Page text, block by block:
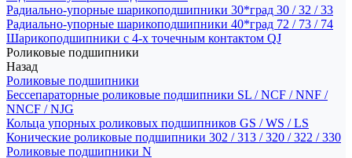
Радиально-упорные шарикоподшипники 30*град 30 / 32 / 33
Радиально-упорные шарикоподшипники 40*град 72 / 73 / 74
Шарикоподшипники с 4-х точечным контактом QJ
Роликовые подшипники
Назад
Роликовые подшипники
Бессепараторные роликовые подшипники SL / NCF / NNF /
NNCF / NJG
Кольца упорных роликовых подшипников GS / WS / LS
Конические роликовые подшипники 302 / 313 / 320 / 322 / 330
Роликовые подшипники N